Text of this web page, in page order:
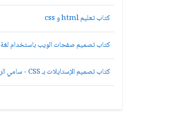
كتاب تعليم html و css
كتاب تصميم صفحات الويب باستخدام لغة CSS
كتاب تصميم الإستايلات بـ CSS - سامي الربايعة